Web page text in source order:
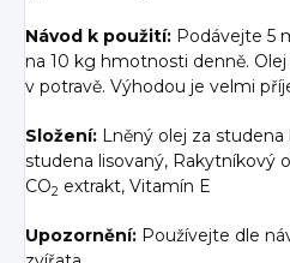
Návod k použití: Podávejte 5
na 10 kg hmotnosti denně.
v potravě. Výhodou je velmi
Složení: Lněný olej za studena
studena lisovaný, Rakytníkový
CO2 extrakt, Vitamín E
Upozornění: Používejte dle